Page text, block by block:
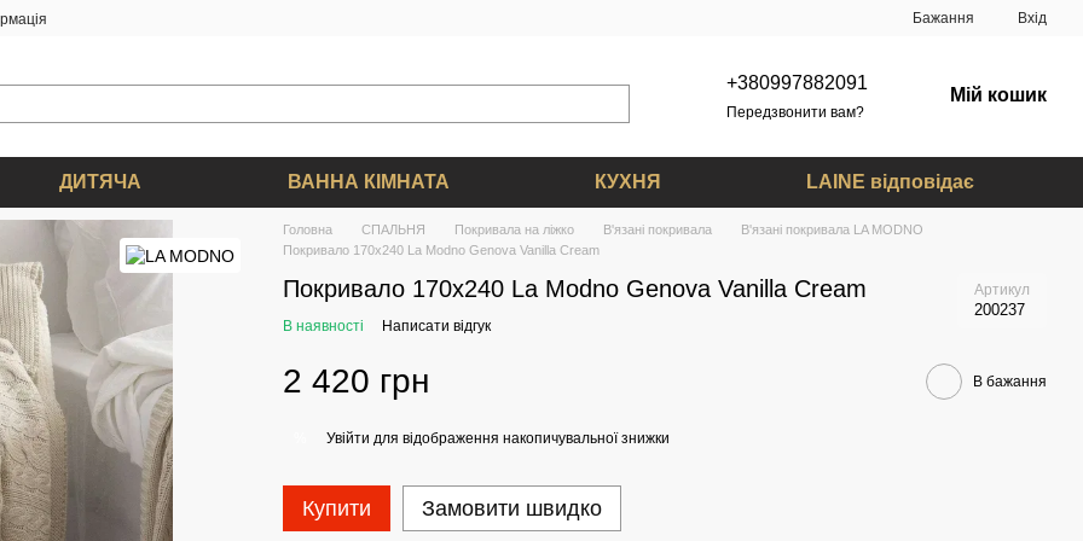
Бажання Вхід
+380997882091
Передзвонити вам?
Мій кошик
ДИТЯЧА ВАННА КІМНАТА КУХНЯ LAINE відповідає
Головна СПАЛЬНЯ Покривала на ліжко В'язані покривала
В'язані покривала LA MODNO
Покривало 170x240 La Modno Genova Vanilla Cream
Покривало 170x240 La Modno Genova Vanilla Cream Артикул
200237
В наявності Написати відгук
2 420 грн В бажання
Увійти для відображення накопичувальної знижки
Купити Замовити швидко